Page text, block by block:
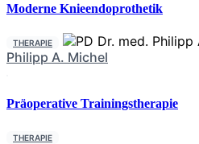
Moderne Knieendoprothetik
THERAPIE
Philipp A. Michel
Präoperative Trainingstherapie
THERAPIE